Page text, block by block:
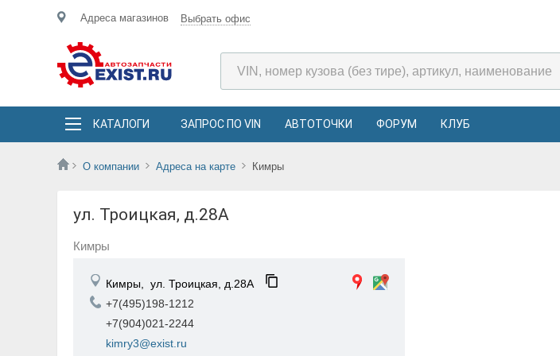
Адреса магазинов Выбрать офис
КАТАЛОГИ ЗАПРОС ПО VIN АВТОТОЧКИ ФОРУМ КЛУБ
О компании Адреса на карте Кимры
ул. Троицкая, д.28А
Кимры
Кимры, ул. Троицкая, д.28А
+7(495)198-1212
+7(904)021-2244
kimry3@exist.ru